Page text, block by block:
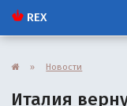
REX
» Новости
Италия